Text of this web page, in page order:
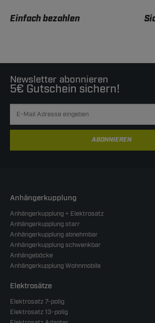
Einfach bezahlen
Newsletter abonnieren
5€ Gutschein sichern!
ABONNIEREN
Anhängerkupplung
Anhängerkupplung + Elektrosatz
Anhängerkupplung starr
Anhängerkupplung abnehmbar
Anhängerkupplung schwenkbar
Anhängeböcke
Anhängerkupplung Wohnmobile
Elektrosätze
Elektrosatz 7-polig
Elektrosatz 13-polig